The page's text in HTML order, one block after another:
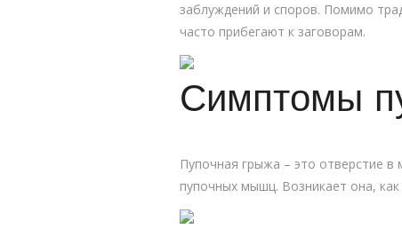
заблуждений и споров. Помимо
часто прибегают к заговорам.
Симптомы
Пупочная грыжа – это отверстие
пупочных мышц. Возникает она,